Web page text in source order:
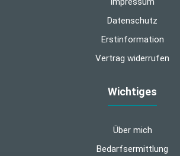
Datenschutz
Erstinformation
Vertrag widerrufen
Wichtiges
Über mich
Bedarfsermittlung